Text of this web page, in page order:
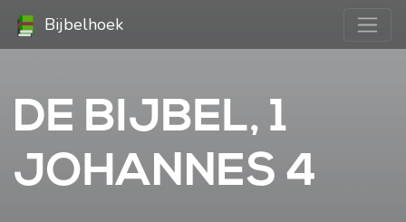
Bijbelhoek
DE BIJBEL, 1
JOHANNES 4